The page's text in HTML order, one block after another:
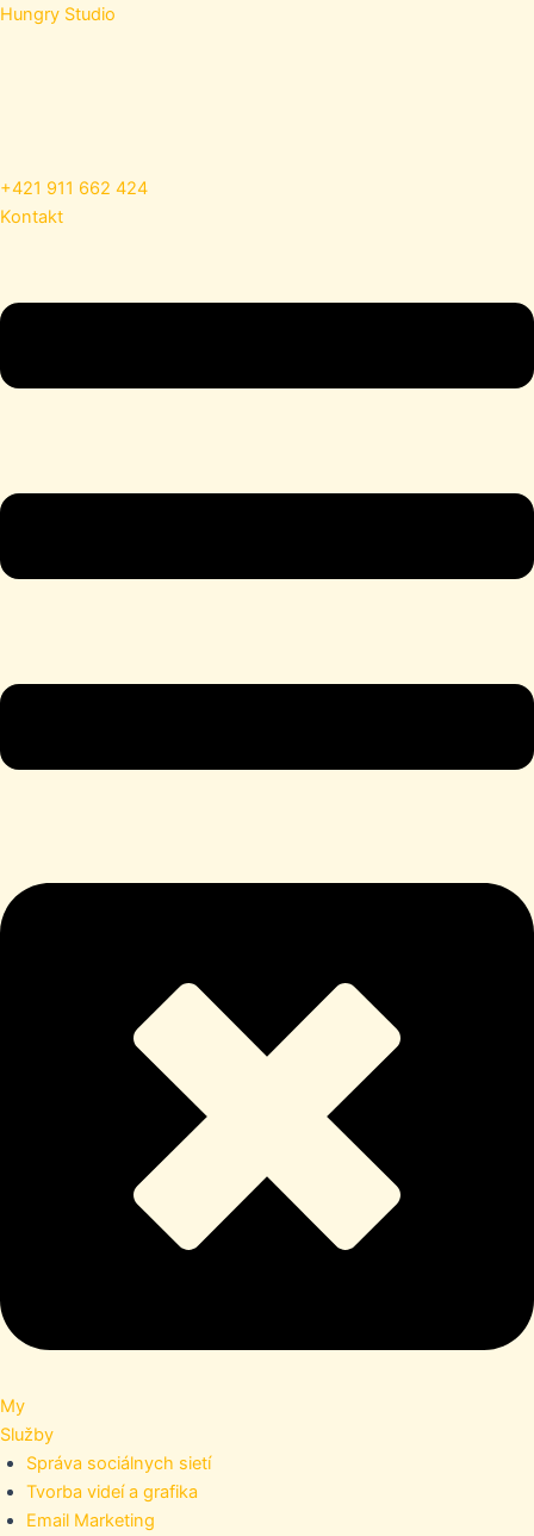
Preskočiť
Hungry Studio
+421 911 662 424
Kontakt
My
Služby
Správa sociálnych sietí
Tvorba videí a grafika
Email Marketing